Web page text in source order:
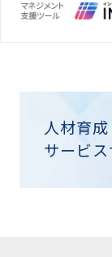
人材育
サービ